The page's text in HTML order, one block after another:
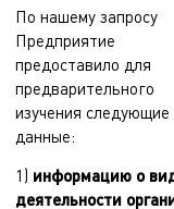
По нашему запросу
Предприятие
предоставило для
предварительного
изучения следующие
данные:
1) информацию о
деятельности